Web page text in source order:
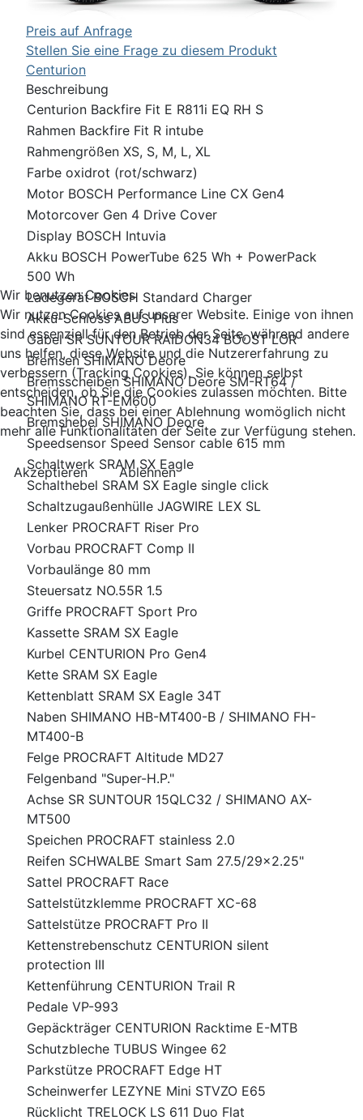
Preis auf Anfrage
Stellen Sie eine Frage zu diesem Produkt
Centurion
Beschreibung
Centurion Backfire Fit E R811i EQ RH S
Rahmen Backfire Fit R intube
Rahmengrößen XS, S, M, L, XL
Farbe oxidrot (rot/schwarz)
Motor BOSCH Performance Line CX Gen4
Motorcover Gen 4 Drive Cover
Display BOSCH Intuvia
Akku BOSCH PowerTube 625 Wh + PowerPack
500 Wh
Ladegerät BOSCH Standard Charger
Akku-Schloss ABUS Plus
Gabel SR SUNTOUR RAIDON34 BOOST LOR
Bremsen SHIMANO Deore
Bremsscheiben SHIMANO Deore SM-RT64 /
SHIMANO RT-EM600
Bremshebel SHIMANO Deore
Speedsensor Speed Sensor cable 615 mm
Schaltwerk SRAM SX Eagle
Schalthebel SRAM SX Eagle single click
Schaltzugaußenhülle JAGWIRE LEX SL
Lenker PROCRAFT Riser Pro
Vorbau PROCRAFT Comp II
Vorbaulänge 80 mm
Steuersatz NO.55R 1.5
Griffe PROCRAFT Sport Pro
Kassette SRAM SX Eagle
Kurbel CENTURION Pro Gen4
Kette SRAM SX Eagle
Kettenblatt SRAM SX Eagle 34T
Naben SHIMANO HB-MT400-B / SHIMANO FH-
MT400-B
Felge PROCRAFT Altitude MD27
Felgenband "Super-H.P."
Achse SR SUNTOUR 15QLC32 / SHIMANO AX-
MT500
Speichen PROCRAFT stainless 2.0
Reifen SCHWALBE Smart Sam 27.5/29x2.25"
Sattel PROCRAFT Race
Sattelstützklemme PROCRAFT XC-68
Sattelstütze PROCRAFT Pro II
Kettenstrebenschutz CENTURION silent
protection III
Kettenführung CENTURION Trail R
Pedale VP-993
Gepäckträger CENTURION Racktime E-MTB
Schutzbleche TUBUS Wingee 62
Parkstütze PROCRAFT Edge HT
Scheinwerfer LEZYNE Mini STVZO E65
Rücklicht TRELOCK LS 611 Duo Flat
Wir benutzen Cookies
Wir nutzen Cookies auf unserer Website. Einige von ihnen
sind essenziell für den Betrieb der Seite, während andere
uns helfen, diese Website und die Nutzererfahrung zu
verbessern (Tracking Cookies). Sie können selbst
entscheiden, ob Sie die Cookies zulassen möchten. Bitte
beachten Sie, dass bei einer Ablehnung womöglich nicht
mehr alle Funktionalitäten der Seite zur Verfügung stehen.
Akzeptieren Ablehnen